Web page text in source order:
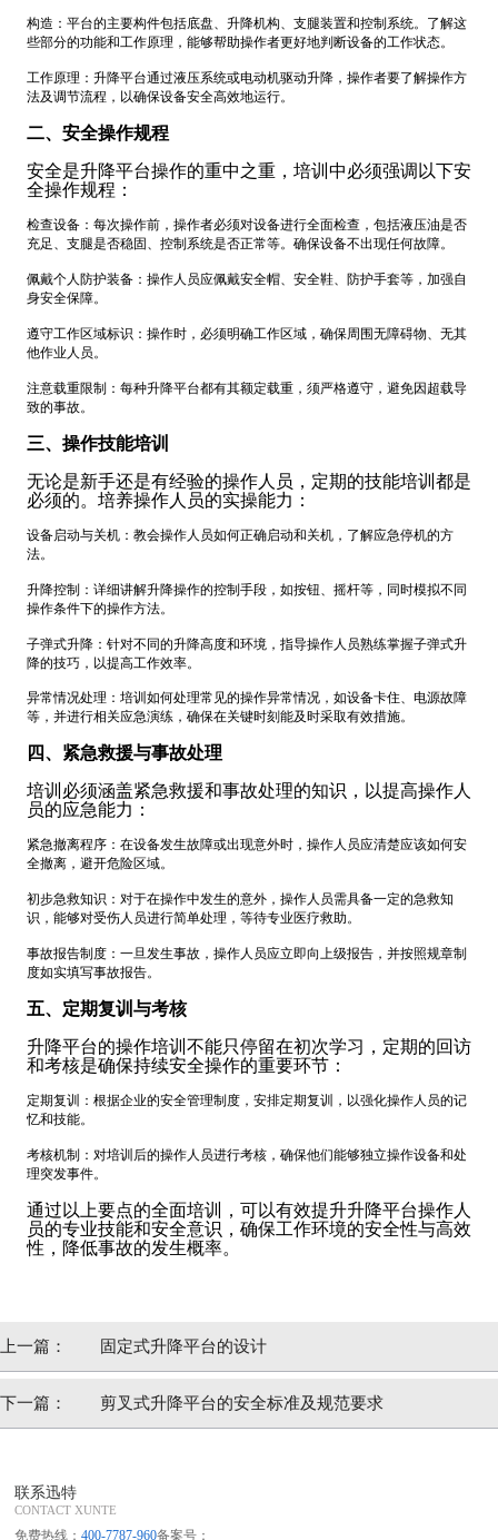
构造：平台的主要构件包括底盘、升降机构、支腿装置和控制系统。了解这
些部分的功能和工作原理，能够帮助操作者更好地判断设备的工作状态。
工作原理：升降平台通过液压系统或电动机驱动升降，操作者要了解操作方
法及调节流程，以确保设备安全高效地运行。
二、安全操作规程
安全是升降平台操作的重中之重，培训中必须强调以下安
全操作规程：
检查设备：每次操作前，操作者必须对设备进行全面检查，包括液压油是否
充足、支腿是否稳固、控制系统是否正常等。确保设备不出现任何故障。
佩戴个人防护装备：操作人员应佩戴安全帽、安全鞋、防护手套等，加强自
身安全保障。
遵守工作区域标识：操作时，必须明确工作区域，确保周围无障碍物、无其
他作业人员。
注意载重限制：每种升降平台都有其额定载重，须严格遵守，避免因超载导
致的事故。
三、操作技能培训
无论是新手还是有经验的操作人员，定期的技能培训都是
必须的。培养操作人员的实操能力：
设备启动与关机：教会操作人员如何正确启动和关机，了解应急停机的方
法。
升降控制：详细讲解升降操作的控制手段，如按钮、摇杆等，同时模拟不同
操作条件下的操作方法。
子弹式升降：针对不同的升降高度和环境，指导操作人员熟练掌握子弹式升
降的技巧，以提高工作效率。
异常情况处理：培训如何处理常见的操作异常情况，如设备卡住、电源故障
等，并进行相关应急演练，确保在关键时刻能及时采取有效措施。
四、紧急救援与事故处理
培训必须涵盖紧急救援和事故处理的知识，以提高操作人
员的应急能力：
紧急撤离程序：在设备发生故障或出现意外时，操作人员应清楚应该如何安
全撤离，避开危险区域。
初步急救知识：对于在操作中发生的意外，操作人员需具备一定的急救知
识，能够对受伤人员进行简单处理，等待专业医疗救助。
事故报告制度：一旦发生事故，操作人员应立即向上级报告，并按照规章制
度如实填写事故报告。
五、定期复训与考核
升降平台的操作培训不能只停留在初次学习，定期的回访
和考核是确保持续安全操作的重要环节：
定期复训：根据企业的安全管理制度，安排定期复训，以强化操作人员的记
忆和技能。
考核机制：对培训后的操作人员进行考核，确保他们能够独立操作设备和处
理突发事件。
通过以上要点的全面培训，可以有效提升升降平台操作人
员的专业技能和安全意识，确保工作环境的安全性与高效
性，降低事故的发生概率。
上一篇： 固定式升降平台的设计
下一篇： 剪叉式升降平台的安全标准及规范要求
联系迅特
CONTACT XUNTE
免费热线：400-7787-960备案号：